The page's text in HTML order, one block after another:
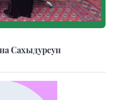
Сахыдурсун